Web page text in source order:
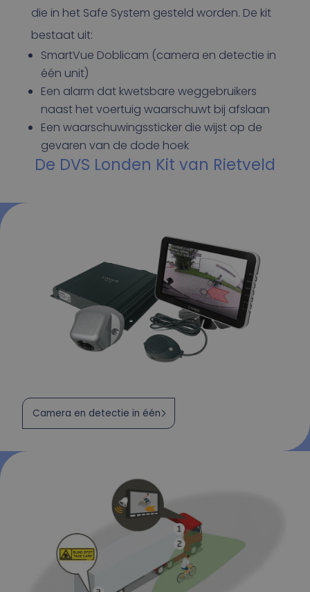
die in het Safe System gesteld worden. De kit
bestaat uit:
SmartVue Doblicam (camera en detectie in
één unit)
Een alarm dat kwetsbare weggebruikers
naast het voertuig waarschuwt bij afslaan
Een waarschuwingssticker die wijst op de
gevaren van de dode hoek
De DVS Londen Kit van Rietveld
Camera en detectie in één